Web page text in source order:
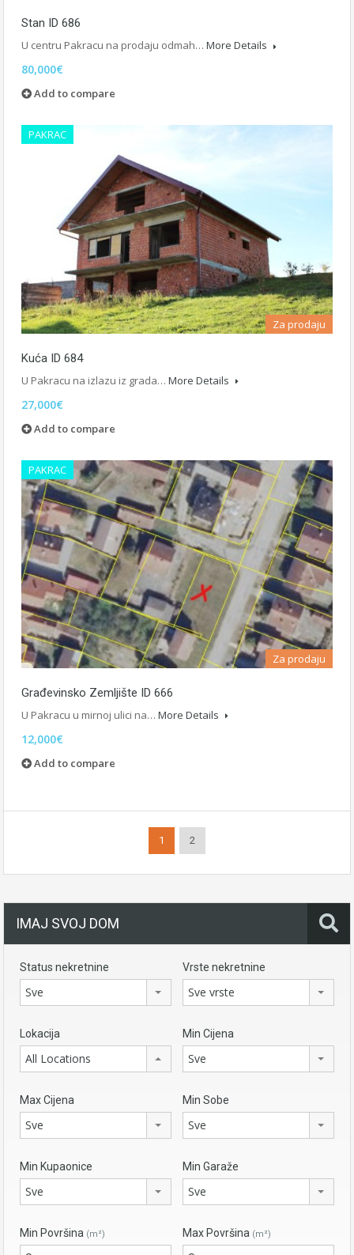
Stan ID 686
U centru Pakracu na prodaju odmah… More Details
80,000€
Add to compare
PAKRAC
Za prodaju
Kuća ID 684
U Pakracu na izlazu iz grada… More Details
27,000€
Add to compare
PAKRAC
Za prodaju
Građevinsko Zemljište ID 666
U Pakracu u mirnoj ulici na… More Details
12,000€
Add to compare
1 2
IMAJ SVOJ DOM
Status nekretnine
Sve
Vrste nekretnine
Sve vrste
Lokacija
All Locations
Min Cijena
Sve
Max Cijena
Sve
Min Sobe
Sve
Min Kupaonice
Sve
Min Garaže
Sve
Min Površina (m²) Max Površina (m²)